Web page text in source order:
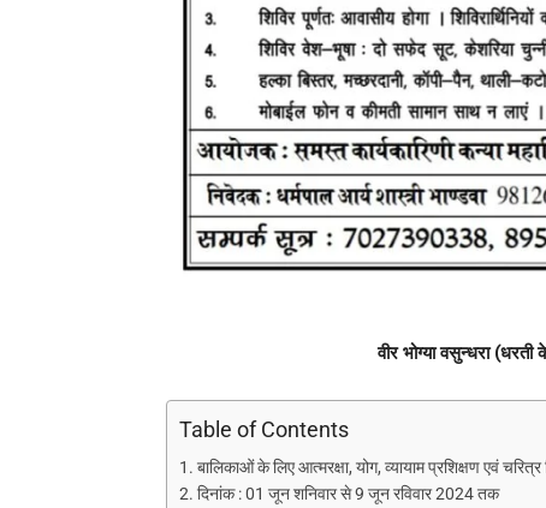
वीर भोग्या वसुन्धरा
Table of Contents
बालिकाओं के लिए आत्मरक्षा, योग, व्यायाम प्रशिक्षण एवं चरित्र
दिनांक : 01 जून शनिवार से 9 जून रविवार 2024 तक